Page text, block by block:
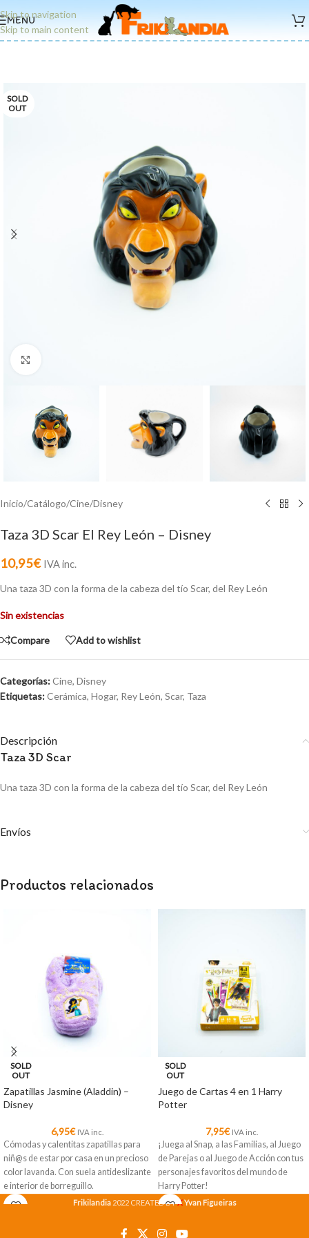
Skip to navigation
Skip to main content
MENU
SOLD
OUT
Inicio/Catálogo/Cine/Disney
Taza 3D Scar El Rey León – Disney
10,95€ IVA inc.
Una taza 3D con la forma de la cabeza del tío Scar, del Rey León
Sin existencias
Compare Add to wishlist
Categorías:Cine, Disney
Etiquetas:Cerámica, Hogar, Rey León, Scar, Taza
Descripción
Taza 3D Scar
Una taza 3D con la forma de la cabeza del tío Scar, del Rey León
Envíos
Productos relacionados
SOLD
OUT
Zapatillas Jasmine (Aladdin) –
Disney
6,95€ IVA inc.
Cómodas y calentitas zapatillas para
niñ@s de estar por casa en un precioso
color lavanda. Con suela antideslizante
e interior de borreguillo.
SOLD
OUT
Juego de Cartas 4 en 1 Harry
Potter
7,95€ IVA inc.
¡Juega al Snap, a las Familias, al Juego
de Parejas o al Juego de Acción con tus
personajes favoritos del mundo de
Harry Potter!
Frikilandia 2022 CREATED BYXYvan Figueiras